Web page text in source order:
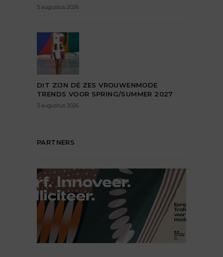
5 augustus 2026
DIT ZIJN DÉ ZES VROUWENMODE
TRENDS VOOR SPRING/SUMMER 2027
3 augustus 2026
PARTNERS